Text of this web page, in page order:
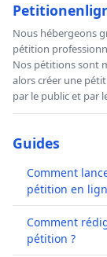
Nous hébergeons
pétition
Nos pétitions sont
alors créer une
par le public et par
Guides
Comment
pétition en
Comment
pétition ?